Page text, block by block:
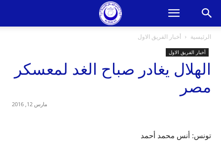
الرئيسية أخبار الفريق الاول
أخبار الفريق الاول
الهلال يغادر صباح الغد لمعسكر
مصر
مارس 12, 2016
تونس: أنس محمد أحمد